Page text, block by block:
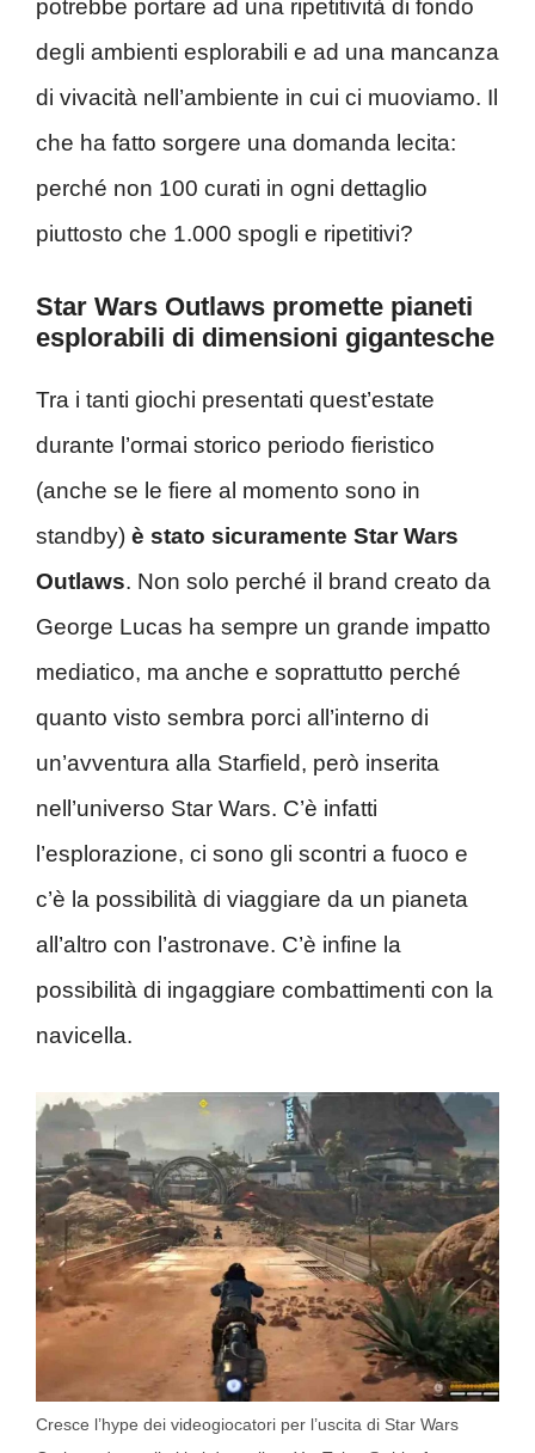
potrebbe portare ad una ripetitività di fondo
degli ambienti esplorabili e ad una mancanza
di vivacità nell’ambiente in cui ci muoviamo. Il
che ha fatto sorgere una domanda lecita:
perché non 100 curati in ogni dettaglio
piuttosto che 1.000 spogli e ripetitivi?
Star Wars Outlaws promette pianeti
esplorabili di dimensioni gigantesche
Tra i tanti giochi presentati quest’estate
durante l’ormai storico periodo fieristico
(anche se le fiere al momento sono in
standby) è stato sicuramente Star Wars
Outlaws. Non solo perché il brand creato da
George Lucas ha sempre un grande impatto
mediatico, ma anche e soprattutto perché
quanto visto sembra porci all’interno di
un’avventura alla Starfield, però inserita
nell’universo Star Wars. C’è infatti
l’esplorazione, ci sono gli scontri a fuoco e
c’è la possibilità di viaggiare da un pianeta
all’altro con l’astronave. C’è infine la
possibilità di ingaggiare combattimenti con la
navicella.
Cresce l’hype dei videogiocatori per l’uscita di Star Wars